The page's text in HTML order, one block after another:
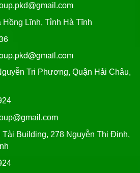
Hồng Lĩnh, Tỉnh Hà Tĩnh
Tri Phương, Quận Hải Châu,
Tài Building, 278 Nguyễn Thị Định,